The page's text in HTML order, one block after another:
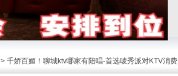
> 千娇百媚！聊城ktv哪家有陪唱-首选唛秀派对KTV消费